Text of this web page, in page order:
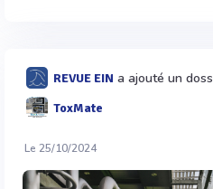
REVUE EIN a ajouté un
ToxMate
Le 25/10/2024